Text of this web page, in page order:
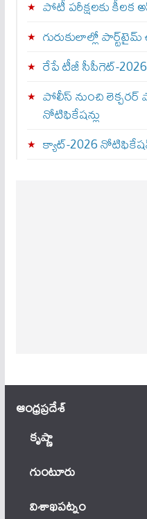
పోటీ పరీక్షలకు కీలక
గురుకులాల్లో
రేపే టీజీ సీపీగెట్‌-
పోలీస్ నుంచి లెక్చరర్
నోటిఫికేషన్లు
క్యాట్-2026
ఆంధ్ర‌ప్ర‌దేశ్
కృష్ణా
గుంటూరు
విశాఖపట్నం